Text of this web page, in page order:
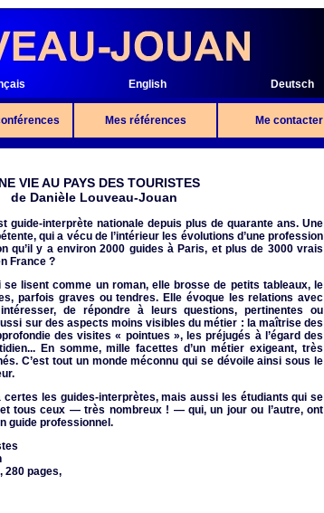
English Deutsch
Mes références Me contacter
VIE AU PAYS DES TOURISTES
de Danièle Louveau-Jouan
guide-interprète nationale depuis plus de quarante ans. Une
qui a vécu de l’intérieur les évolutions d’une profession
qu’il y a environ 2000 guides à Paris, et plus de 3000 vrais
France ?
se lisent comme un roman, elle brosse de petits tableaux, le
parfois graves ou tendres. Elle évoque les relations avec
de répondre à leurs questions, pertinentes ou
sur des aspects moins visibles du métier : la maîtrise des
des visites « pointues », les préjugés à l’égard des
En somme, mille facettes d’un métier exigeant, très
C’est tout un monde méconnu qui se dévoile ainsi sous le
certes les guides-interprètes, mais aussi les étudiants qui se
tous ceux — très nombreux ! — qui, un jour ou l’autre, ont
guide professionnel.
280 pages,